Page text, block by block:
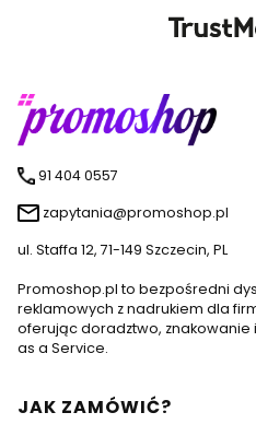
91 404 0557
zapytania@promoshop.pl
ul. Staffa 12, 71-149 Szczecin, PL
Promoshop.pl to bezpośredni
reklamowych z nadrukiem dla
oferując doradztwo, znakowanie
as a Service.
Linki w stopce
JAK ZAMÓWIĆ?